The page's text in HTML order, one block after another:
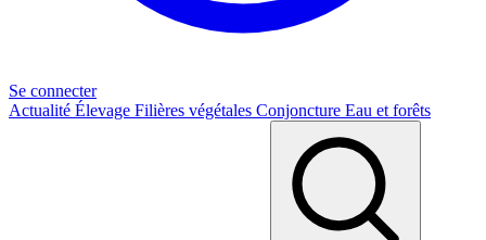
Se connecter
Actualité Élevage Filières végétales Conjoncture Eau et forêts